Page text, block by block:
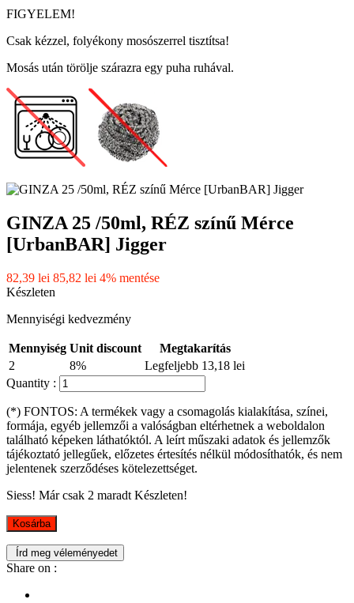
FIGYELEM!
Csak kézzel, folyékony mosószerrel tisztítsa!
Mosás után törölje szárazra egy puha ruhával.
GINZA 25 /50ml, RÉZ színű Mérce
[UrbanBAR] Jigger
82,39 lei 85,82 lei 4% mentése
Készleten
Mennyiségi kedvezmény
Mennyiség Unit discount
Megtakarítás
2
8%
Legfeljebb 13,18 lei
Quantity :
(*) FONTOS: A termékek vagy a csomagolás kialakítása, színei,
formája, egyéb jellemzői a valóságban eltérhetnek a weboldalon
található képeken láthatóktól. A leírt műszaki adatok és jellemzők
tájékoztató jellegűek, előzetes értesítés nélkül módosíthatók, és nem
jelentenek szerződéses kötelezettséget.
Siess! Már csak 2 maradt Készleten!
Kosárba
Írd meg véleményedet
Share on :